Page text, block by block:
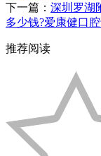
下一篇： 深圳罗湖
多少钱?爱康健口
推荐阅读